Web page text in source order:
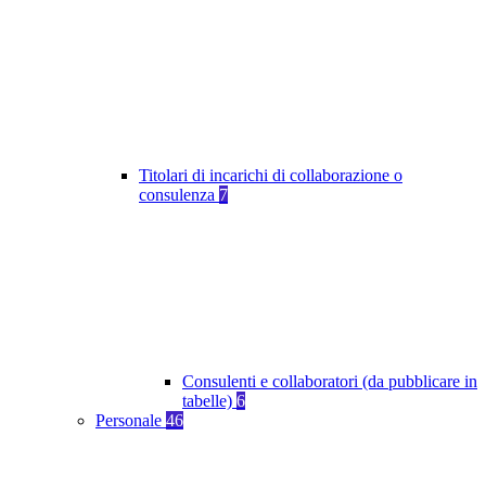
Titolari di incarichi di collaborazione o
consulenza 7
Consulenti e collaboratori (da pubblicare in
tabelle) 6
Personale 46